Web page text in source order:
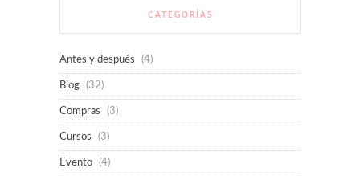
CATEGORÍAS
Antes y después (4)
Blog (32)
Compras (3)
Cursos (3)
Evento (4)